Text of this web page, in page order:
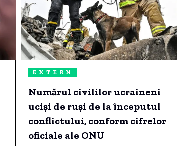
EXTERN
Numărul civililor ucraineni
uciși de ruși de la începutul
conflictului, conform cifrelor
oficiale ale ONU